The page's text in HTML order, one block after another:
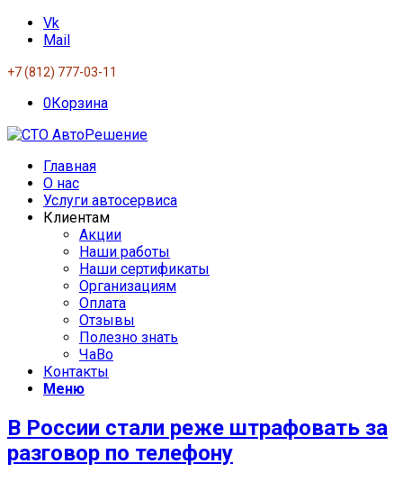
Vk
Mail
+7 (812) 777-03-11
0Корзина
Главная
О нас
Услуги автосервиса
Клиентам
Акции
Наши работы
Наши сертификаты
Организациям
Оплата
Отзывы
Полезно знать
ЧаВо
Контакты
Меню
В России стали реже штрафовать за
разговор по телефону